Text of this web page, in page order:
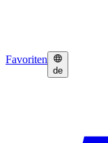
Favoriten
de